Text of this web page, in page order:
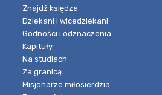
Znajdź księdza
Dziekani i wicedziekani
Godności i odznaczenia
Kapituły
Na studiach
Za granicą
Misjonarze miłosierdzia